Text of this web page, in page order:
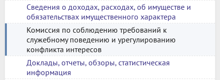
Сведения о доходах, расходах, об имуществе и
обязательствах имущественного характера
Комиссия по соблюдению требований к
служебному поведению и урегулированию
конфликта интересов
Доклады, отчеты, обзоры, статистическая
информация